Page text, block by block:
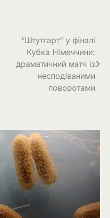
“Штутгарт” у фіналі
Кубка Німеччини:
драматичний матч із
несподіваними
поворотами